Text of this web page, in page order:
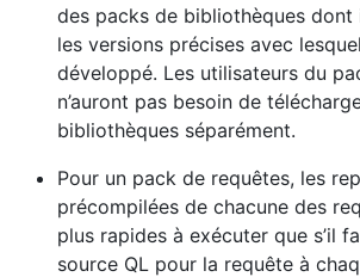
des packs de bibliothèques dont
les versions précises avec
développé. Les utilisateurs du
n’auront pas besoin de
bibliothèques séparément.
Pour un pack de requêtes, les
précompilées de chacune des
plus rapides à exécuter que s’il
source QL pour la requête à